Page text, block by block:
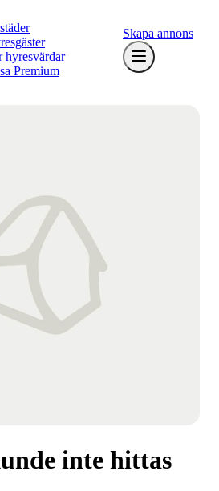
hyresvärdar
Premium
Skapa annons
inte hittas